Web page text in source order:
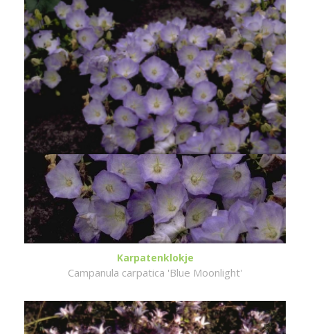
Karpatenklokje
Campanula carpatica 'Blue Moonlight'